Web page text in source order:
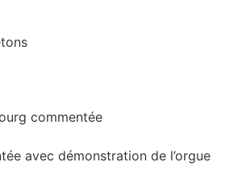
commentée
avec démonstration de l’orgue